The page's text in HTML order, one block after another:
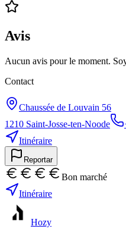
Avis
Aucun avis pour le moment.
Contact
Chaussée de Louvain 56
1210 Saint-Josse-ten-Noode
Itinéraire
Reportar
Bon marché
Itinéraire
Hozy